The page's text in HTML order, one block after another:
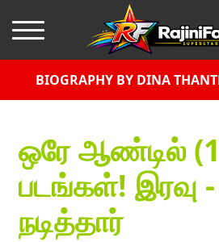
BIOGRAPHY BY DINA
ஒரே ஆண்டில்
படங்கள்! இரவு
நடித்தார்